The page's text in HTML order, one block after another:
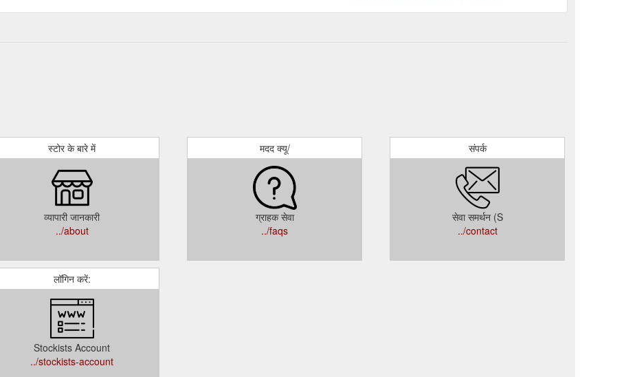
स्टोर के बारे में
व्यापारी जानकारी
../about
मदद क्यू/
ग्राहक सेवा
../faqs
संपर्क
सेवा समर्थन (S
../contact
लॉगिन करें:
Stockists Account
../stockists-account